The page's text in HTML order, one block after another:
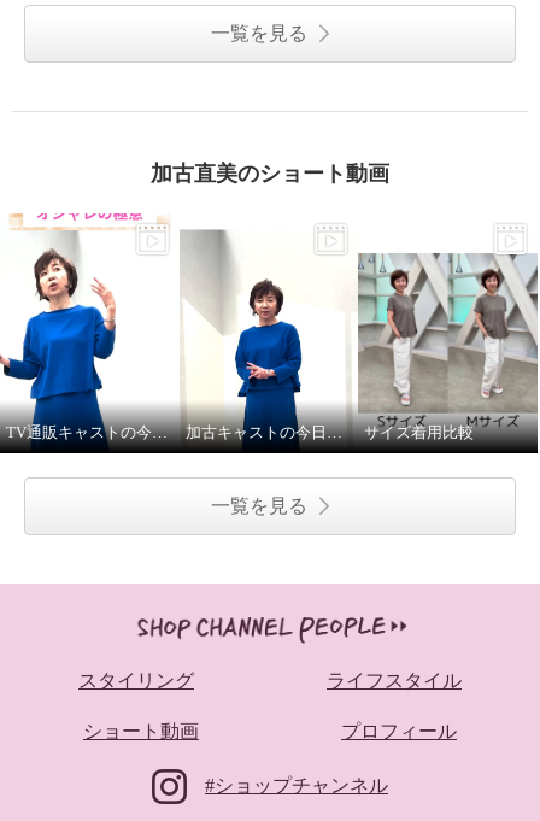
一覧を見る
加古直美のショート動画
TV通販キャストの今日の私服② 加古キャストの今日の私服① サイズ着用比較
一覧を見る
スタイリング ライフスタイル
ショート動画 プロフィール
#ショップチャンネル